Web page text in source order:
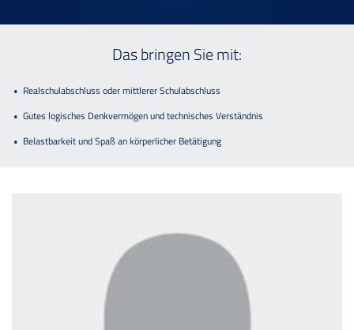
Das bringen Sie mit:
Realschulabschluss oder mittlerer Schulabschluss
Gutes logisches Denkvermögen und technisches Verständnis
Belastbarkeit und Spaß an körperlicher Betätigung